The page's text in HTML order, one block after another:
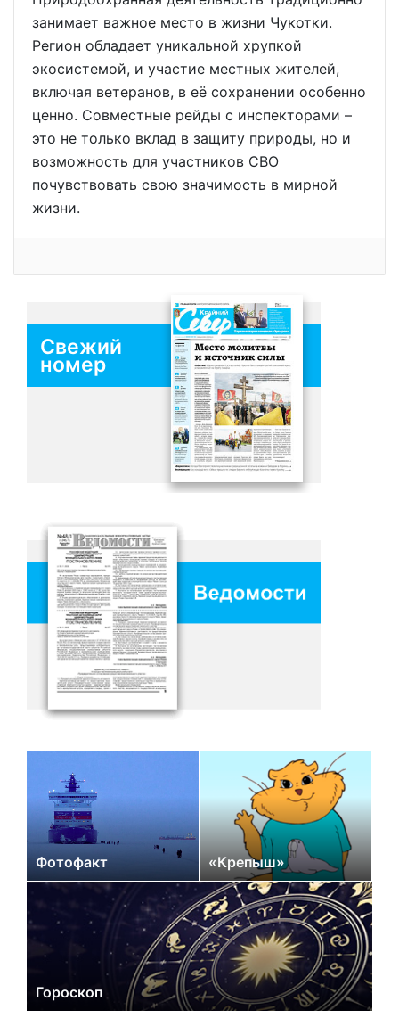
занимает важное место в жизни Чукотки.
Регион обладает уникальной хрупкой
экосистемой, и участие местных жителей,
включая ветеранов, в её сохранении особенно
ценно. Совместные рейды с инспекторами –
это не только вклад в защиту природы, но и
возможность для участников СВО
почувствовать свою значимость в мирной
жизни.
Свежий
номер
Фотофакт «Крепыш»
Гороскоп